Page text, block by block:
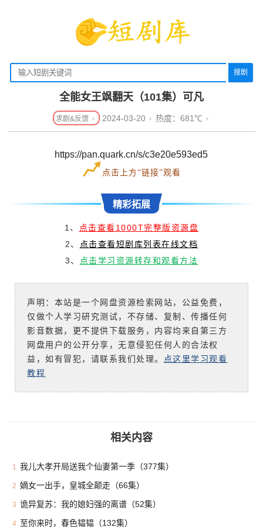
搜剧
全能女王飒翻天（101集）可凡
2024-03-20 热度：681℃
https://pan.quark.cn/s/c3e20e593ed5
点击上方“链接”观看
精彩拓展
1、 点击查看1000T完整版资源盘
2、 点击查看短剧库列表在线文档
3、 点击学习资源转存和观看方法
声明：本站是一个网盘资源检索网站，公益免费，
仅做个人学习研究测试，不存储、复制、传播任何
影音数据，更不提供下载服务，内容均来自第三方
网盘用户的公开分享，无意侵犯任何人的合法权
益，如有冒犯，请联系我们处理。 点这里学习观看
教程
相关内容
1 我儿大孝开局送我个仙妻第一季（377集）
2 嫡女一出手，皇城全颠走（66集）
3 诡异复苏：我的媳妇强的离谱（52集）
4 至你来时，春色韫韫（132集）